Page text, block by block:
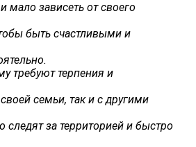
мало зависеть от своего
быть счастливыми и
требуют терпения и
семьи, так и с другими
за территорией и быстро